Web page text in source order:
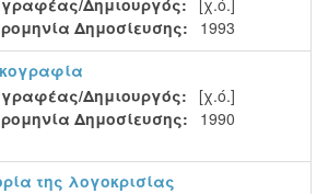
Δημιουργός:
[χ.ό.]
Δημοσίευσης:
1993
Δημιουργός:
[χ.ό.]
Δημοσίευσης:
1990
της λογοκρισίας